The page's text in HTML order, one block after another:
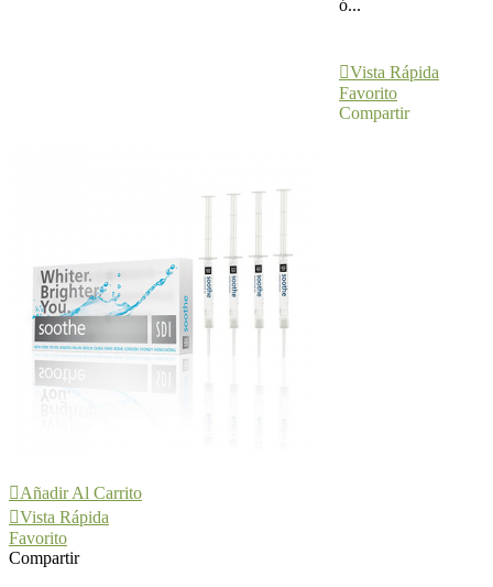
ó...
Vista Rápida
Favorito
Compartir
Añadir Al Carrito
Vista Rápida
Favorito
Compartir